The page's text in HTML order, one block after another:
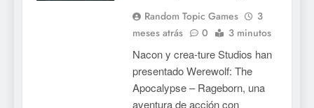
Random Topic Games
3
meses atrás
0 3 minutos
Nacon y crea-ture Studios han
presentado Werewolf: The
Apocalypse – Rageborn, una
aventura de acción con